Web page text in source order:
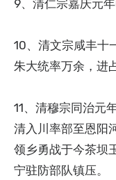
9、清仁宗嘉庆元
10、清文宗咸丰十
朱大统率万余，进
11、清穆宗同治元
清入川率部至恩阳
领乡勇战于今茶坝
宁驻防部队镇压。